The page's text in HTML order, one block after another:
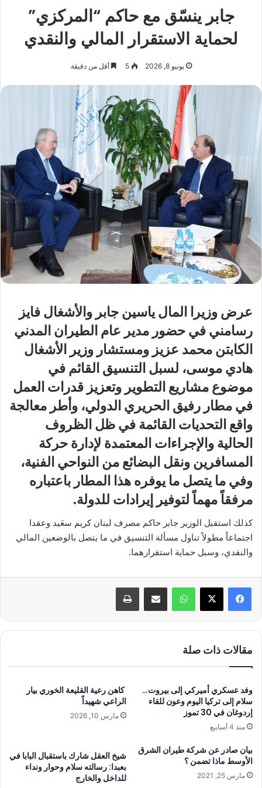
جابر ينسّق مع حاكم “المركزي”
لحماية الاستقرار المالي والنقدي
يونيو 8, 2026 5 أقل من دقيقة
عرض وزيرا المال ياسين جابر والأشغال فايز
رسامني في حضور مدير عام الطيران المدني
الكابتن محمد عزيز ومستشار وزير الأشغال
هادي موسى، لسبل التنسيق القائم في
موضوع مشاريع التطوير وتعزيز قدرات العمل
في مطار رفيق الحريري الدولي، وأطر معالجة
واقع التحديات القائمة في ظل الظروف
الحالية والإجراءات المعتمدة لإدارة حركة
المسافرين ونقل البضائع من النواحي الفنية،
وفي ما يتصل ما يوفره هذا المطار باعتباره
مرفقاً مهماً لتوفير إيرادات للدولة.
كذلك استقبل الوزير جابر حاكم مصرف لبنان كريم سعَيد وعقدا
اجتماعاً مطولاً تناول مسألة التنسيق في ما يتصل بالوضعين المالي
والنقدي، وسبل حماية استقرارهما.
واتساب مشاركة عبر البريد طباعة
مقالات ذات صلة
وفد عسكري أميركي إلى بيروت…
سلام إلى تركيا اليوم وعون للقاء
إردوغان في 30 تموز
منذ 4 أسابيع
كاهن رعية القليعة الخوري بيار
الراعي شهيداً
مارس 10, 2026
بيان صادر عن شركة طيران الشرق
الأوسط ماذا تضمن ؟
مارس 25, 2021
شيخ العقل شارك باستقبال البابا في
بعبدا: رسالته سلام وحوار ونداء
للداخل والخارج